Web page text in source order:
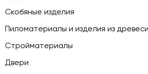
Скобяные изделия
Пиломатериалы и изделия из
Стройматериалы
Двери